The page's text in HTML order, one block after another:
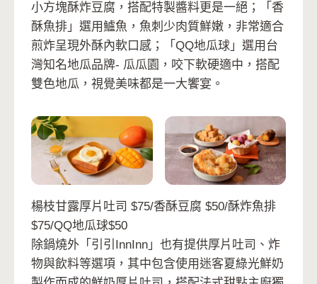
小方塊酥炸豆腐，搭配特製醬料更是一絕；「香
酥魚排」選用鱸魚，魚刺少肉質鮮嫩，非常適合
煎炸呈現外酥內軟口感；「QQ地瓜球」選用台
灣知名地瓜品牌- 瓜瓜園，咬下軟硬適中，搭配
雙色地瓜，視覺美味都是一大饗宴。
楊枝甘露厚片吐司 $75/香酥豆腐 $50/酥炸魚排
$75/QQ地瓜球$50
除鍋燒外「引引InnInn」也有提供厚片吐司、炸
物與飲料等選項，其中包含使用迷客夏綠光鮮奶